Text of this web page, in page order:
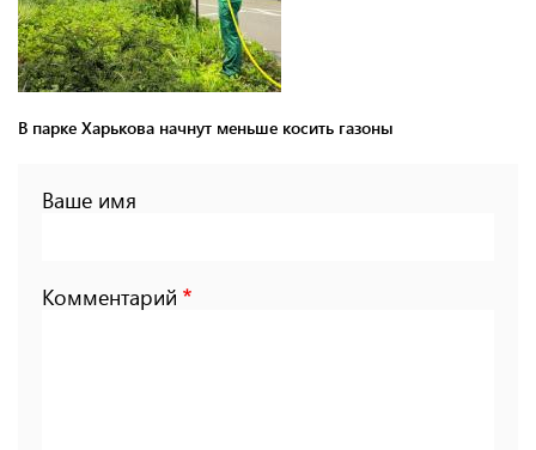
В парке Харькова начнут меньше косить газоны
Ваше имя
Комментарий